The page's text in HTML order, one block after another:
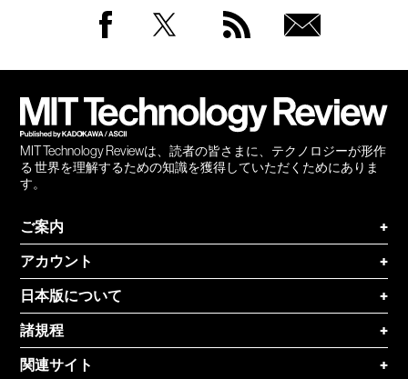
MIT Technology Reviewは、読者の皆さまに、テクノロジーが形作
る 世界を理解するための知識を獲得していただくためにありま
す。
ご案内
+
アカウント
+
日本版について
+
諸規程
+
関連サイト
+